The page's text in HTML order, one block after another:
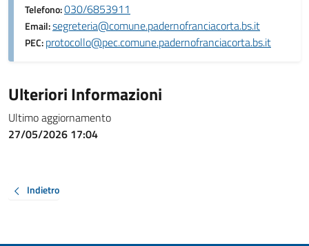
Telefono:030/6853911
Email:segreteria@comune.padernofranciacorta.bs.it
PEC:protocollo@pec.comune.padernofranciacorta.bs.it
Ulteriori Informazioni
Ultimo aggiornamento
27/05/2026 17:04
Indietro